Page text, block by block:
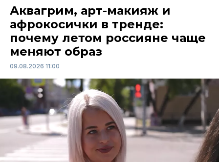
Аквагрим, арт-макияж и
афрокосички в тренде:
почему летом россияне чаще
меняют образ
09.08.2026 11:00